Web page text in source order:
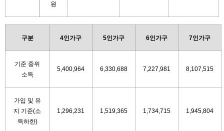
원
구분 4인가구 5인가구 6인가구 7인가구
기준 중위
소득
5,400,964 6,330,688 7,227,981 8,107,515
가입 및 유
지 기준(소
득하한)
1,296,231 1,519,365 1,734,715 1,945,804